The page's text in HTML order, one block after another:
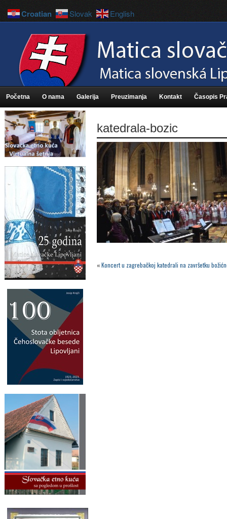
Početna O nama Galerija Preuzimanja Kontakt Časopis
katedrala-bozic
«Koncert u zagrebačkoj katedrali na završetku
Croatian Slovak English